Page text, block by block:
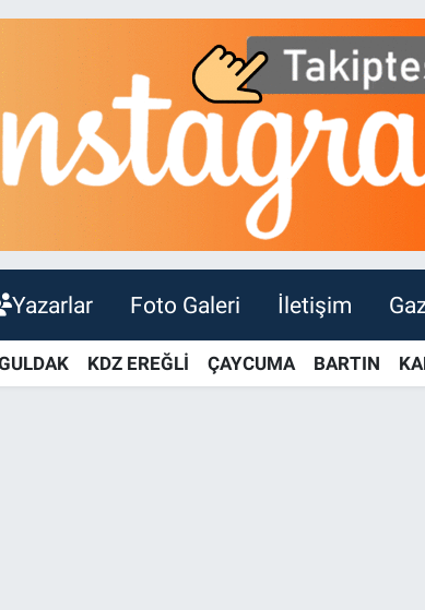
Yazarlar Foto Galeri İletişim
KDZ EREĞLİ ÇAYCUMA BARTIN